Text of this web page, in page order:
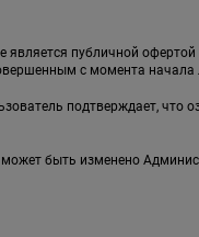
публичной
с момента
подтверждает, что
быть изменено